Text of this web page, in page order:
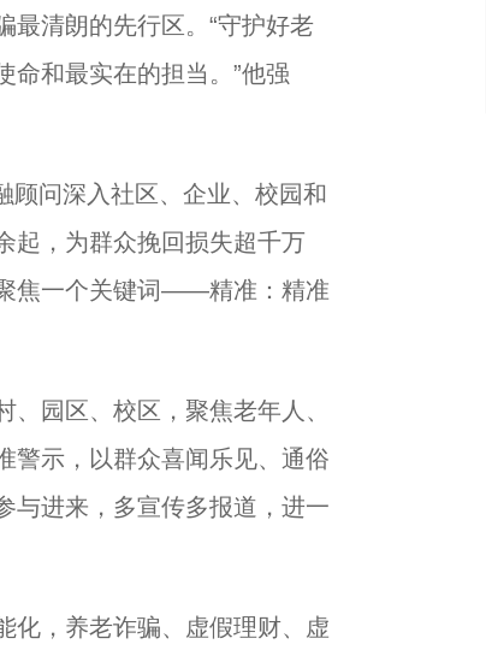
最清朗的先行区。“守护好老
命和最实在的担当。”他强
问深入社区、企业、校园和
起，为群众挽回损失超千万
焦一个关键词——精准：精准
园区、校区，聚焦老年人、
警示，以群众喜闻乐见、通俗
与进来，多宣传多报道，进一
，养老诈骗、虚假理财、虚